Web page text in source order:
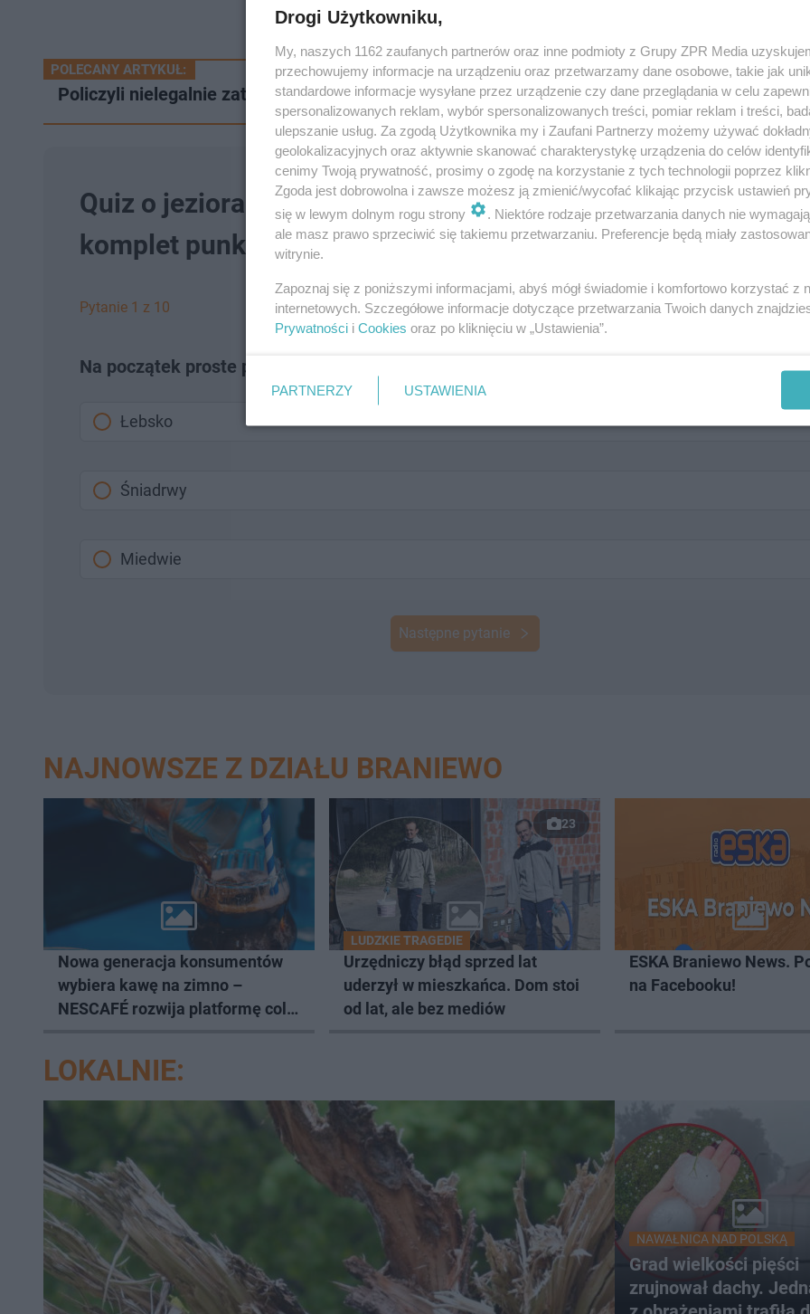
POLECANY ARTYKUŁ:
Policzyli nielegalnie zatrudnionych
Quiz o jeziorach w Polsce. Znawcy rodzimej geografii
komplet punktów!
Pytanie 1 z 10
Na początek proste pytanie. Które polskie jezioro jest największe?
Łebsko
Śniadrwy
Miedwie
Następne pytanie
NAJNOWSZE Z DZIAŁU BRANIEWO
Nowa generacja konsumentów
wybiera kawę na zimno –
NESCAFÉ rozwija platformę cold
23
LUDZKIE TRAGEDIE
Urzędniczy błąd sprzed lat
uderzył w mieszkańca. Dom stoi
od lat, ale bez mediów
ESKA Braniewo News.
na Facebooku!
LOKALNIE:
NAWAŁNICA NAD POLSKĄ
Grad wielkości pięści
zrujnował dachy.
Drogi Użytkowniku,
My, naszych 1162 zaufanych partnerów oraz inne podmioty z Grupy ZPR Media
przechowujemy informacje na urządzeniu oraz przetwarzamy dane osobowe, takie jak
standardowe informacje wysyłane przez urządzenie czy dane przeglądania w celu
spersonalizowanych reklam, wybór spersonalizowanych treści, pomiar reklam i treści,
ulepszanie usług. Za zgodą Użytkownika my i Zaufani Partnerzy możemy używać
geolokalizacyjnych oraz aktywnie skanować charakterystykę urządzenia do celów
cenimy Twoją prywatność, prosimy o zgodę na korzystanie z tych technologii poprzez
Zgoda jest dobrowolna i zawsze możesz ją zmienić/wycofać klikając przycisk ustawień
się w lewym dolnym rogu strony
. Niektóre rodzaje przetwarzania danych nie
ale masz prawo sprzeciwić się takiemu przetwarzaniu. Preferencje będą miały
witrynie.
Zapoznaj się z poniższymi informacjami, abyś mógł świadomie i komfortowo korzystać z
internetowych. Szczegółowe informacje dotyczące przetwarzania Twoich danych
Prywatności i Cookies oraz po kliknięciu w „Ustawienia”.
PARTNERZY USTAWIENIA